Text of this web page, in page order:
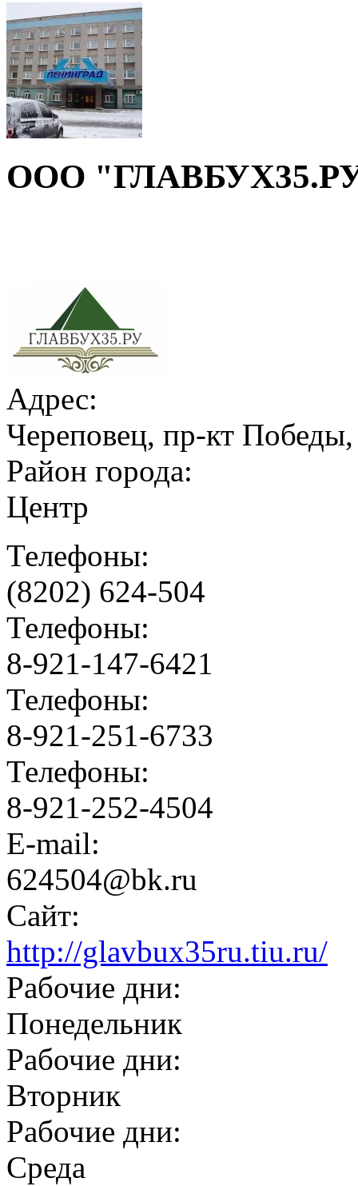
ООО
Адрес:
Череповец, пр-кт
Район города:
Центр
Телефоны:
(8202) 624-504
Телефоны:
8-921-147-6421
Телефоны:
8-921-251-6733
Телефоны:
8-921-252-4504
E-mail:
624504@bk.ru
Сайт:
http://glavbux35ru.tiu.ru/
Рабочие дни:
Понедельник
Рабочие дни:
Вторник
Рабочие дни:
Среда